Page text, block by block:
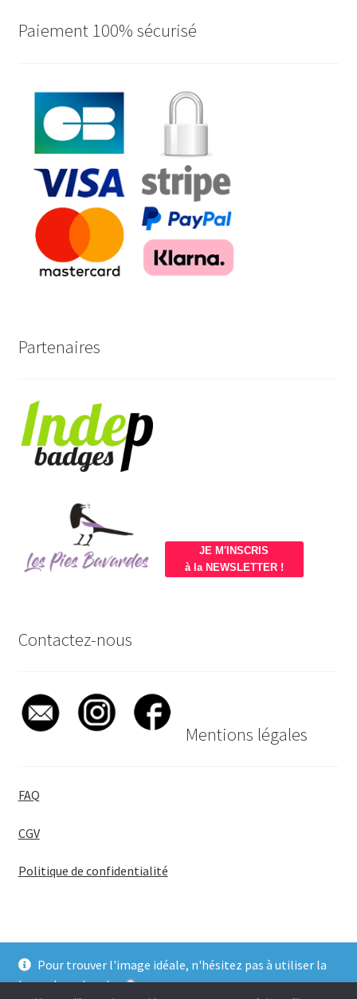
Pour trouver l'image idéale, n'hésitez pas à utiliser la
barre de recherche
Paiement 100% sécurisé
Partenaires
JE M'INSCRIS
à la NEWSLETTER !
Contactez-nous
Mentions légales
FAQ
CGV
Politique de confidentialité
© BadgeGirl® 2026